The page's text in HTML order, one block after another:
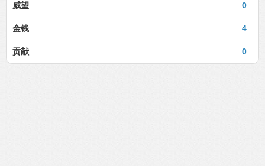
0
威望
4
金钱
0
贡献